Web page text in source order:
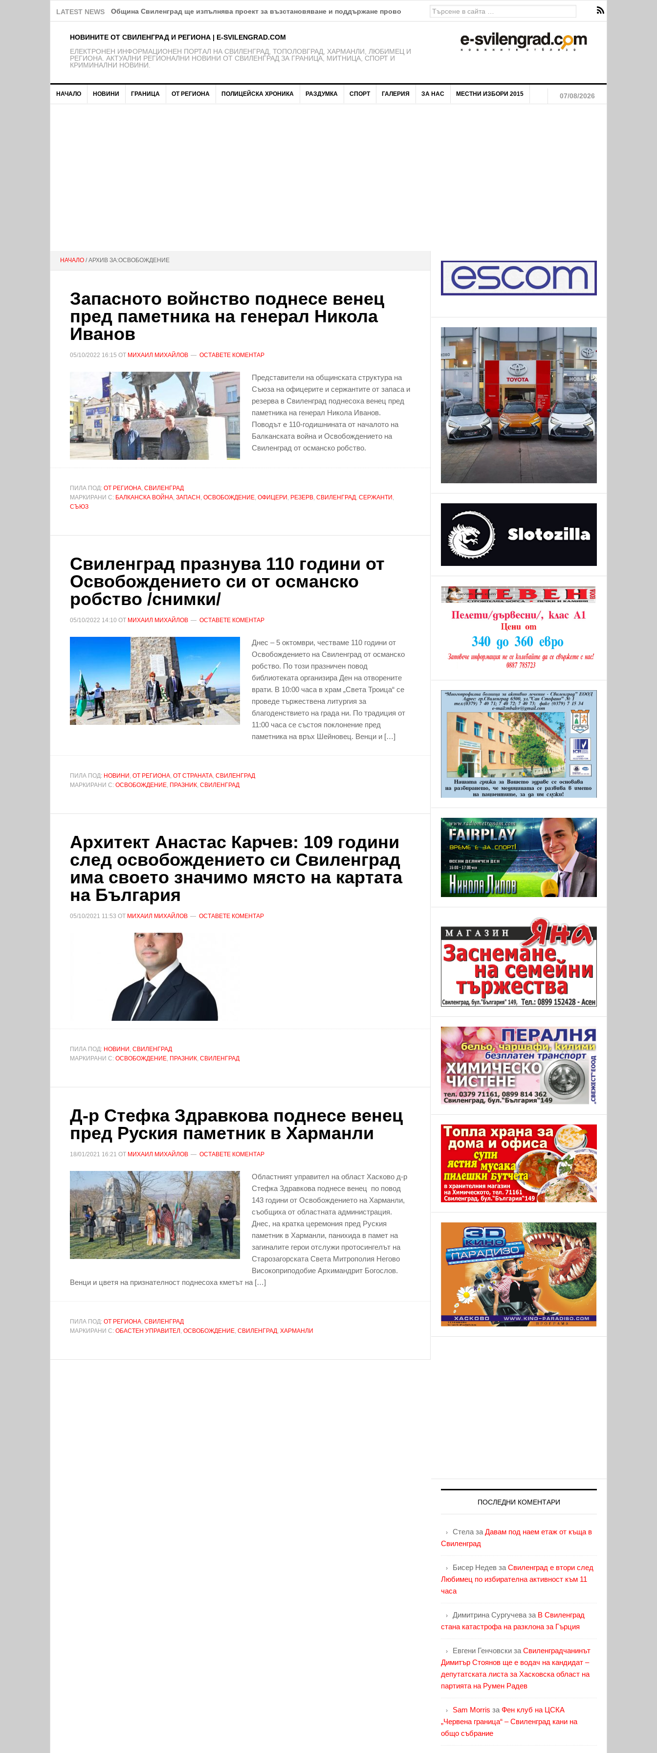
LATEST NEWS Ние идиоти ли сме?!
НОВИНИТЕ ОТ СВИЛЕНГРАД И РЕГИОНА | E-SVILENGRAD.COM
EЛЕКТРОНЕН ИНФОРМАЦИОНЕН ПОРТАЛ НА СВИЛЕНГРАД, ТОПОЛОВГРАД, ХАРМАНЛИ, ЛЮБИМЕЦ И
РЕГИОНА. АКТУАЛНИ РЕГИОНАЛНИ НОВИНИ ОТ СВИЛЕНГРАД ЗА ГРАНИЦА, МИТНИЦА, СПОРТ И
КРИМИНАЛНИ НОВИНИ.
НАЧАЛО НОВИНИ ГРАНИЦА ОТ РЕГИОНА ПОЛИЦЕЙСКА ХРОНИКА РАЗДУМКА СПОРТ ГАЛЕРИЯ ЗА НАС МЕСТНИ ИЗБОРИ 2015 07/08/2026
НАЧАЛО / АРХИВ ЗА:ОСВОБОЖДЕНИЕ
Запасното войнство поднесе венец
пред паметника на генерал Никола
Иванов
05/10/2022 16:15 ОТ МИХАИЛ МИХАЙЛОВ ОСТАВЕТЕ КОМЕНТАР
Представители на общинската структура на
Съюза на офицерите и сержантите от запаса и
резерва в Свиленград поднесоха венец пред
паметника на генерал Никола Иванов.
Поводът е 110-годишнината от началото на
Балканската война и Освобождението на
Свиленград от османско робство.
ПИЛА ПОД: ОТ РЕГИОНА, СВИЛЕНГРАД
МАРКИРАНИ С: БАЛКАНСКА ВОЙНА, ЗАПАСН , ОСВОБОЖДЕНИЕ, ОФИЦЕРИ , РЕЗЕРВ, СВИЛЕНГРАД, СЕРЖАНТИ ,
СЪЮЗ
Свиленград празнува 110 години от
Освобождението си от османско
робство /снимки/
05/10/2022 14:10 ОТ МИХАИЛ МИХАЙЛОВ ОСТАВЕТЕ КОМЕНТАР
Днес – 5 октомври, честваме 110 години от
Освобождението на Свиленград от османско
робство. По този празничен повод
библиотеката организира Ден на отворените
врати. В 10:00 часа в храм „Света Троица“ се
проведе тържествена литургия за
благоденствието на града ни. По традиция от
11:00 часа се състоя поклонение пред
паметника на връх Шейновец. Венци и […]
ПИЛА ПОД: НОВИНИ , ОТ РЕГИОНА, ОТ СТРАНАТА, СВИЛЕНГРАД
МАРКИРАНИ С: ОСВОБОЖДЕНИЕ, ПРАЗНИК, СВИЛЕНГРАД
Архитект Анастас Карчев: 109 години
след освобождението си Свиленград
има своето значимо място на картата
на България
05/10/2021 11:53 ОТ МИХАИЛ МИХАЙЛОВ ОСТАВЕТЕ КОМЕНТАР
ПИЛА ПОД: НОВИНИ , СВИЛЕНГРАД
МАРКИРАНИ С: ОСВОБОЖДЕНИЕ, ПРАЗНИК, СВИЛЕНГРАД
Д-р Стефка Здравкова поднесе венец
пред Руския паметник в Харманли
18/01/2021 16:21 ОТ МИХАИЛ МИХАЙЛОВ ОСТАВЕТЕ КОМЕНТАР
Областният управител на област Хасково д-р
Стефка Здравкова поднесе венец по повод
143 години от Освобождението на Харманли,
съобщиха от областната администрация.
Днес, на кратка церемония пред Руския
паметник в Харманли, панихида в памет на
загиналите герои отслужи протосингелът на
Старозагорската Света Митрополия Негово
Високоприподобие Архимандрит Богослов.
Венци и цветя на признателност поднесоха кметът на […]
ПИЛА ПОД: ОТ РЕГИОНА, СВИЛЕНГРАД
МАРКИРАНИ С: ОБАСТЕН УПРАВИТЕЛ , ОСВОБОЖДЕНИЕ, СВИЛЕНГРАД, ХАРМАНЛИ
ПОСЛЕДНИ КОМЕНТАРИ
Стела за Давам под наем етаж от къща в
Свиленград
Бисер Недев за Свиленград е втори след
Любимец по избирателна активност към 11
часа
Димитрина Сургучева за В Свиленград
стана катастрофа на разклона за Гърция
Евгени Генчовски за Свиленградчанинът
Димитър Стоянов ще е водач на кандидат –
депутатската листа за Хасковска област на
партията на Румен Радев
Sam Morris за Фен клуб на ЦСКА
„Червена граница“ – Свиленград кани на
общо събрание